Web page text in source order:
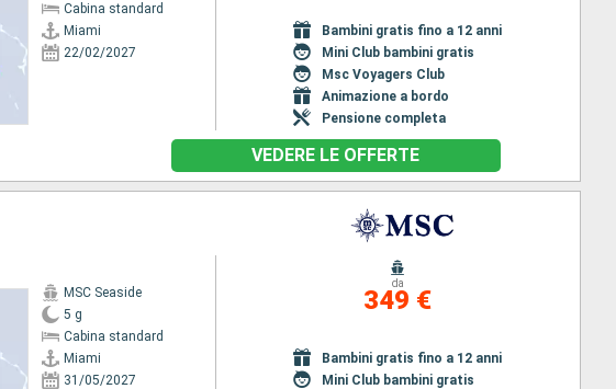
Cabina standard
Miami
22/02/2027
Bambini gratis fino a 12 anni
Mini Club bambini gratis
Msc Voyagers Club
Animazione a bordo
Pensione completa
VEDERE LE OFFERTE
MSC Seaside
5 g
Cabina standard
Miami
31/05/2027
da
349 €
Bambini gratis fino a 12 anni
Mini Club bambini gratis